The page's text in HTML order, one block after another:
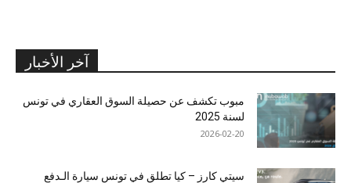
آخر الأخبار
مبوب تكشف عن حصيلة السوق العقاري في تونس
لسنة 2025
2026-02-20
سيتي كارز – كيا تطلق في تونس سيارة الـدفع